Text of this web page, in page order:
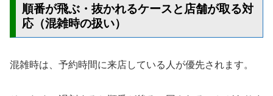
順番が飛ぶ・抜かれるケースと店舗が取る対
応（混雑時の扱い）
混雑時は、予約時間に来店している人が優先されます。